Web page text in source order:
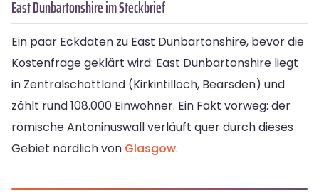
East Dunbartonshire im Steckbrief
Ein paar Eckdaten zu East Dunbartonshire, bevor die
Kostenfrage geklärt wird: East Dunbartonshire liegt
in Zentralschottland (Kirkintilloch, Bearsden) und
zählt rund 108.000 Einwohner. Ein Fakt vorweg: der
römische Antoninuswall verläuft quer durch dieses
Gebiet nördlich von Glasgow.